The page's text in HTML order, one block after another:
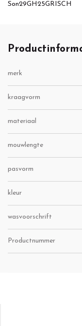
Son29GH25GRISCH
merk
kraagvorm
materiaal
mouwlengte
pasvorm
kleur
wasvoorschrift
Productnummer